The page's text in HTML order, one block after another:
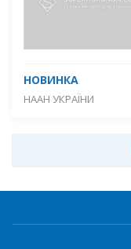
НОВИНКА
НААН УКРАЇНИ